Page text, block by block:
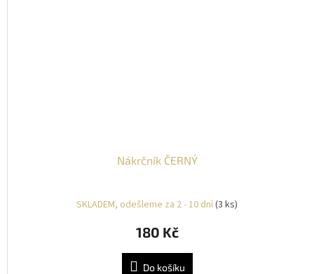
Nákrčník ČERNÝ
SKLADEM, odešleme za 2 - 10 dní(3 ks)
180 Kč
Do košíku